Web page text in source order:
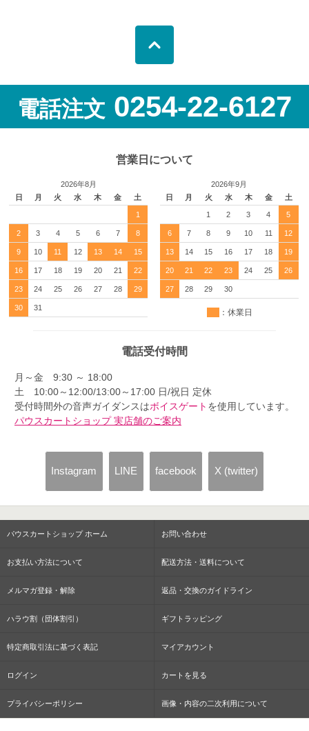
電話注文 0254-22-6127
営業日について
2026年8月
日
月 火 水 木 金 土
1
2 3 4 5 6 7 8
9 10 11 12 13 14 15
16 17 18 19 20 21 22
23 24 25 26 27 28 29
30 31
2026年9月
日
月 火 水 木 金 土
1 2 3 4 5
6 7 8 9 10 11 12
13 14 15 16 17 18 19
20 21 22 23 24 25 26
27 28 29 30
：休業日
電話受付時間
月～金 9:30 ～ 18:00
土 10:00～12:00/13:00～17:00 日/祝日 定休
受付時間外の音声ガイダンスはボイスゲート を使用しています。
パウスカートショップ 実店舗のご案内
Instagram LINE facebook X (twitter)
パウスカートショップ ホーム お問い合わせ
お支払い方法について 配送方法・送料について
メルマガ登録・解除 返品・交換のガイドライン
ハラウ割（団体割引） ギフトラッピング
特定商取引法に基づく表記 マイアカウント
ログイン カートを見る
プライバシーポリシー 画像・内容の二次利用について